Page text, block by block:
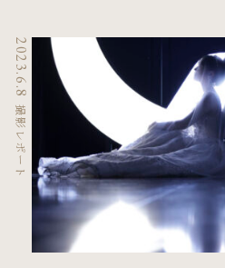
2023.6.8
撮影レポート